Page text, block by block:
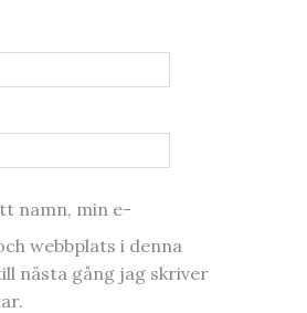
namn, min e-
webbplats i denna
nästa gång jag skriver